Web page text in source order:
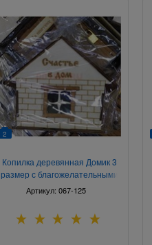
2
Копилка деревянная Домик 3
размер с благожелательными
надписями
Артикул: 067-125